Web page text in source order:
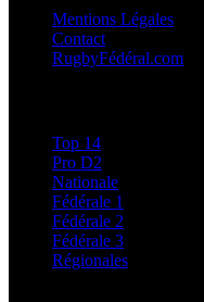
Mentions Légales
Contact
RugbyFédéral.com
Top 14
Pro D2
Nationale
Fédérale 1
Fédérale 2
Fédérale 3
Régionales